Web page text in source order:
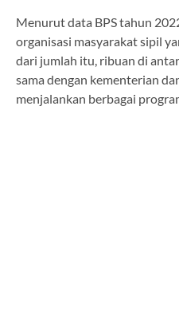
Menurut data BPS tahun
organisasi masyarakat sipil
dari jumlah itu, ribuan di
sama dengan kementerian
menjalankan berbagai